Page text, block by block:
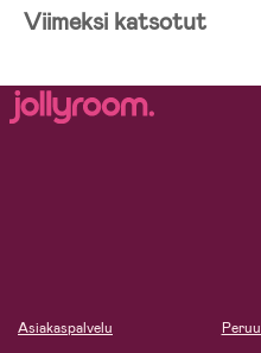
Viimeksi katsotut
Asiakaspalvelu